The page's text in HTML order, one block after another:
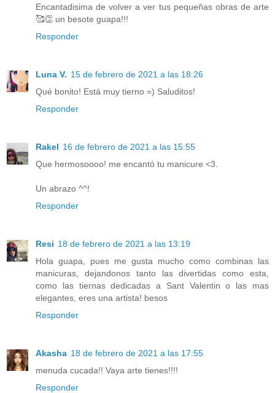
Encantadisima de volver a ver tus pequeñas obras de arte
🥰👏 un besote guapa!!!
Responder
Luna V. 15 de febrero de 2021 a las 18:26
Qué bonito! Está muy tierno =) Saluditos!
Responder
Rakel 16 de febrero de 2021 a las 15:55
Que hermosoooo! me encantó tu manicure <3.
Un abrazo ^^!
Responder
Resi 18 de febrero de 2021 a las 13:19
Hola guapa, pues me gusta mucho como combinas las
manicuras, dejandonos tanto las divertidas como esta,
como las tiernas dedicadas a Sant Valentin o las mas
elegantes, eres una artista! besos
Responder
Akasha 18 de febrero de 2021 a las 17:55
menuda cucada!! Vaya arte tienes!!!!
Responder